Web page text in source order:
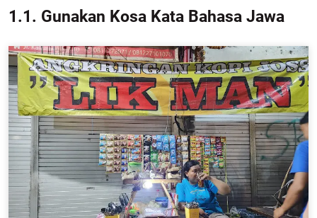
1.1. Gunakan Kosa Kata Bahasa Jawa